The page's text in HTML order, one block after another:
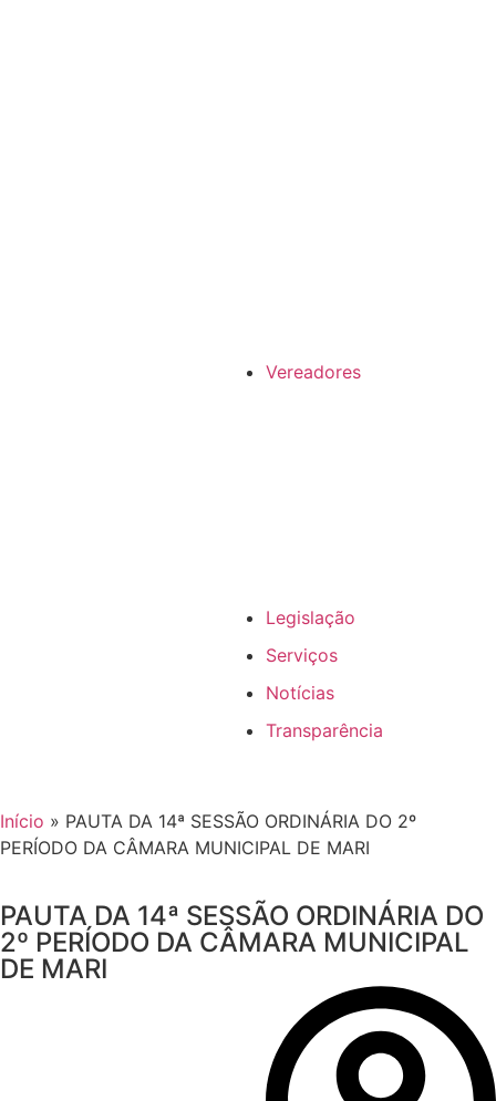
Vereadores
Legislação
Serviços
Notícias
Transparência
Início » PAUTA DA 14ª SESSÃO ORDINÁRIA DO 2º
PERÍODO DA CÂMARA MUNICIPAL DE MARI
PAUTA DA 14ª SESSÃO ORDINÁRIA DO
2º PERÍODO DA CÂMARA MUNICIPAL
DE MARI